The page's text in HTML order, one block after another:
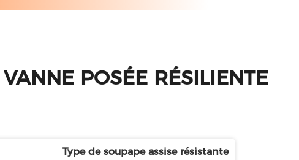
POSÉE RÉSILIENTE
Type de soupape assise résistante